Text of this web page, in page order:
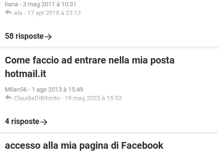
liana - 3 mag 2011 à 10:31
ela - 17 apr 2018 à 23:13
58 risposte
Come faccio ad entrare nella mia posta
hotmail.it
Milan56 - 1 ago 2013 à 15:49
ClaudiaDiBitonto - 19 mag 2023 à 15:53
4 risposte
accesso alla mia pagina di Facebook